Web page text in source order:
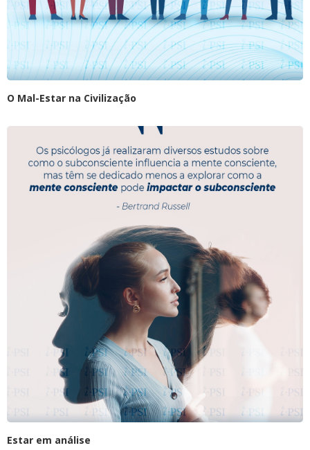
O Mal-Estar na Civilização
Estar em análise